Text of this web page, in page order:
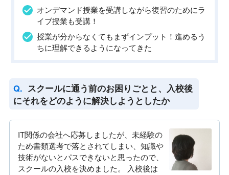
オンデマンド授業を受講しながら復習のためにラ
イブ授業も受講！
授業が分からなくてもまずインプット！進めるう
ちに理解できるようになってきた
スクールに通う前のお困りごとと、入校後
にそれをどのように解決しようとしたか
IT関係の会社へ応募しましたが、未経験の
ため書類選考で落とされてしまい、知識や
技術がないとパスできないと思ったので、
スクールの入校を決めました。 入校後は